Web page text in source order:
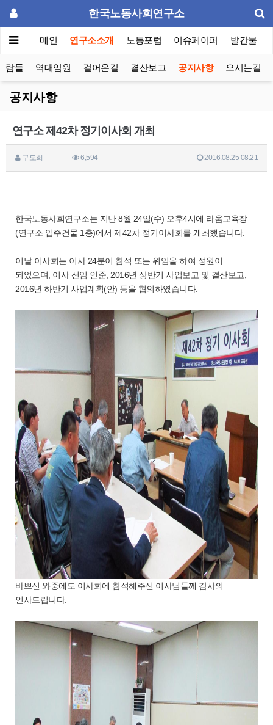
한국노동사회연구소
메인 연구소소개 노동포럼 이슈페이퍼 발간물
람들 역대임원 걸어온길 결산보고 공지사항 오시는길
공지사항
연구소 제42차 정기이사회 개최
구도희 6,594 2016.08.25 08:21
한국노동사회연구소는 지난 8월 24일(수) 오후4시에 라움교육장
(연구소 입주건물 1층)에서 제42차 정기이사회를 개최했습니다.
이날 이사회는 이사 24분이 참석 또는 위임을 하여 성원이
되었으며, 이사 선임 인준, 2016년 상반기 사업보고 및 결산보고,
2016년 하반기 사업계획(안) 등을 협의하였습니다.
바쁘신 와중에도 이사회에 참석해주신 이사님들께 감사의
인사드립니다.